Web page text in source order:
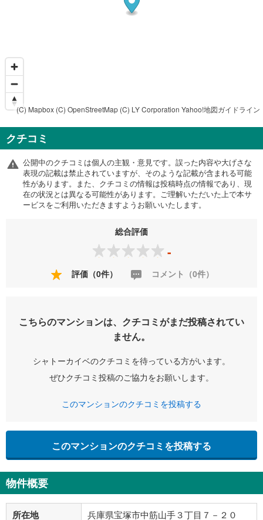
(C) Mapbox (C) OpenStreetMap (C) LY Corporation Yahoo!地図ガイドライン
クチコミ
公開中のクチコミは個人の主観・意見です。誤った内容や大げさな
表現の記載は禁止されていますが、そのような記載が含まれる可能
性があります。また、クチコミの情報は投稿時点の情報であり、現
在の状況とは異なる可能性があります。ご理解いただいた上で本サ
ービスをご利用いただきますようお願いいたします。
総合評価
-
評価（0件） コメント（0件）
こちらのマンションは、クチコミがまだ投稿されてい
ません。
シャトーカイベのクチコミを待っている方がいます。
ぜひクチコミ投稿のご協力をお願いします。
このマンションのクチコミを投稿する
このマンションのクチコミを投稿する
物件概要
所在地 兵庫県宝塚市中筋山手３丁目７－２０